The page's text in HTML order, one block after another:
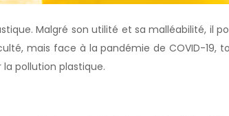
Malgré son utilité et sa malléabilité, il
mais face à la pandémie de COVID-19,
pollution plastique.